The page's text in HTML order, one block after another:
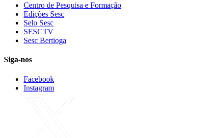
Centro de Pesquisa e Formação
Edições Sesc
Selo Sesc
SESCTV
Sesc Bertioga
Siga-nos
Facebook
Instagram